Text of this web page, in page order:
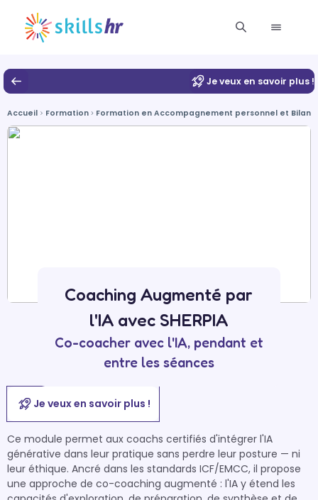
Je veux en savoir plus !
Accueil Formation Formation en Accompagnement personnel et Bilan
Coaching Augmenté par
l'IA avec SHERPIA
Co-coacher avec l'IA, pendant et
entre les séances
Je veux en savoir plus !
Ce module permet aux coachs certifiés d'intégrer l'IA
générative dans leur pratique sans perdre leur posture — ni
leur éthique. Ancré dans les standards ICF/EMCC, il propose
une approche de co-coaching augmenté : l'IA y étend les